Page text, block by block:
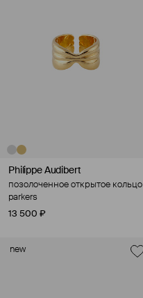
Philippe Audibert
позолоченное открытое кольцо
parkers
13 500 ₽
new